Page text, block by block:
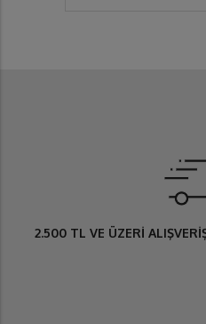
2.500 TL VE ÜZERİ